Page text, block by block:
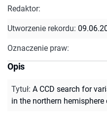
Redaktor:
Utworzenie rekordu:
Oznaczenie praw:
Opis
Tytuł: A CCD search for
in the northern hemisphere